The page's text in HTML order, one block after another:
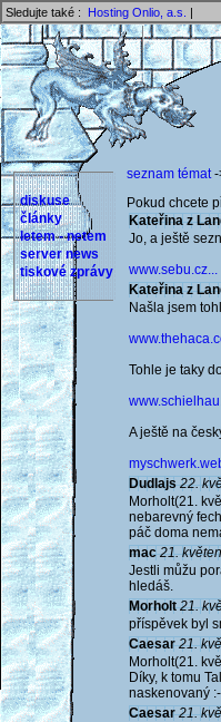
Sledujte také : Hosting Onlio, a.s. |
diskuse
články
letem - netem
server news
tiskové zprávy
seznam témat-
Pokud chcete
Kateřina z
Jo, a ještě
www.sebu.cz...
Kateřina z
Našla jsem
Tohle je taky
A ještě na
Dudlajs 22.
Morholt(21.
nebarevný
páč doma
mac 21.
Jestli můžu
hledáš.
Morholt 21.
příspěvek byl
Caesar 21.
Morholt(21.
Díky, k tomu
naskenovaný
Caesar 21.